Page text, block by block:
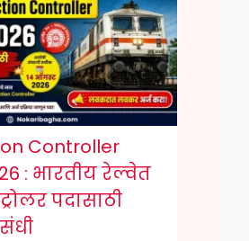
Controller
: भारतीय रेल्वेत
पदासाठी